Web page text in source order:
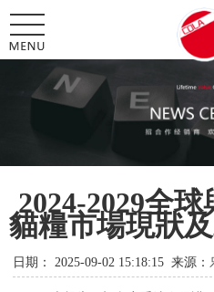
2024-2029全
貓糧市場現狀
日期： 2025-09-02 15:18:15 来源：